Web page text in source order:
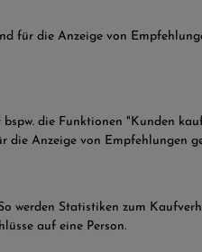
für die Anzeige von
die Funktionen "Kunden
die Anzeige von Empfehlungen
werden Statistiken zum
auf eine Person.